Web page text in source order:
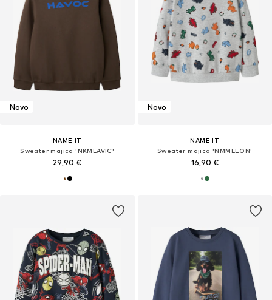
Novo
NAME IT
Sweater majica 'NKMLAVIC'
29,90 €
Novo
NAME IT
Sweater majica 'NMMLEON'
16,90 €